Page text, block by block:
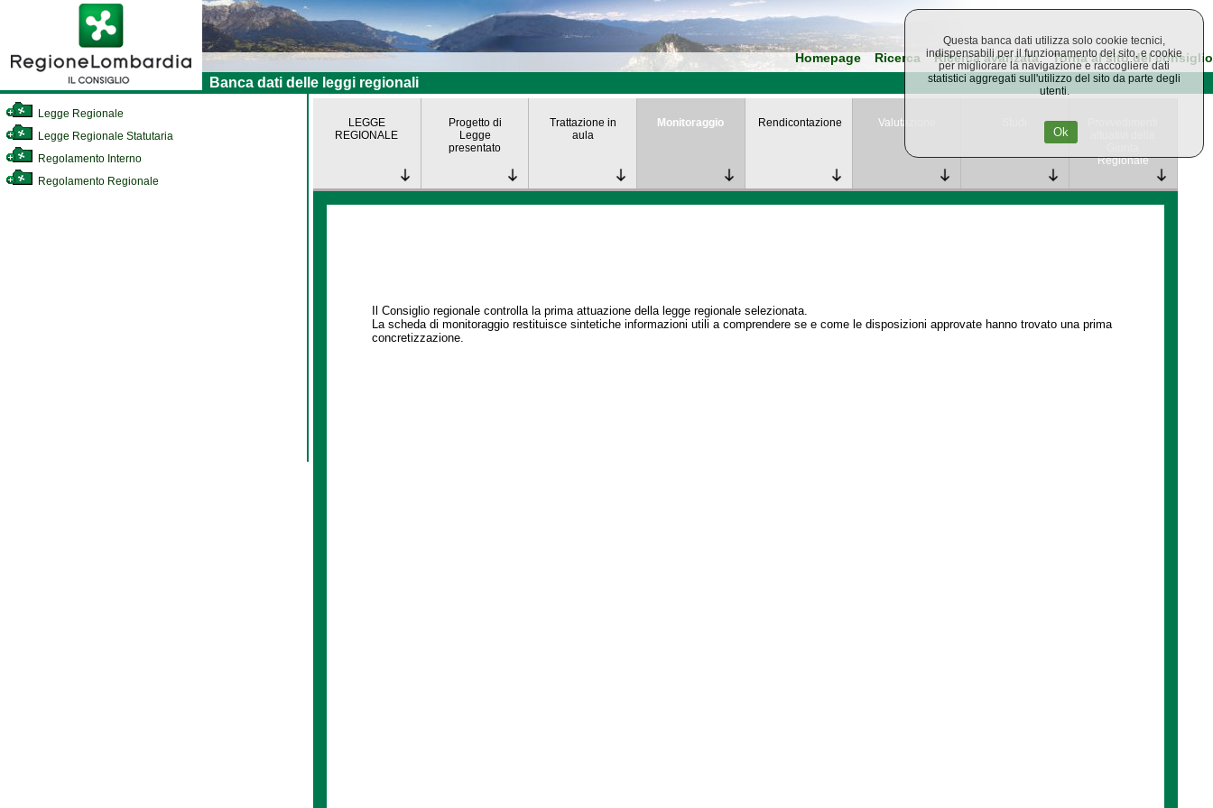
Homepage Ricerca Ricerca avanzata Torna al sito del consiglio
Banca dati delle leggi regionali
Legge Regionale
Legge Regionale Statutaria
Regolamento Interno
Regolamento Regionale
LEGGE
REGIONALE
Progetto di
Legge
presentato
Trattazione in
aula
Monitoraggio Rendicontazione Valutazione
Regionale
Il Consiglio regionale controlla la prima attuazione della legge regionale selezionata.
La scheda di monitoraggio restituisce sintetiche informazioni utili a comprendere se e come le disposizioni approvate hanno trovato una prima
concretizzazione.
Questa banca dati utilizza solo cookie tecnici,
indispensabili per il funzionamento del sito, e cookie
per migliorare la navigazione e raccogliere dati
statistici aggregati sull'utilizzo del sito da parte degli
utenti.
Ok